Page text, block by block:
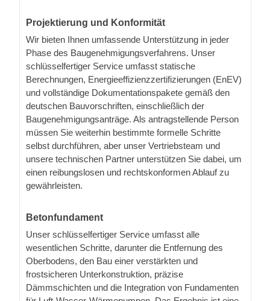
Projektierung und Konformität
Wir bieten Ihnen umfassende Unterstützung in jeder
Phase des Baugenehmigungsverfahrens. Unser
schlüsselfertiger Service umfasst statische
Berechnungen, Energieeffizienzzertifizierungen (EnEV)
und vollständige Dokumentationspakete gemäß den
deutschen Bauvorschriften, einschließlich der
Baugenehmigungsanträge. Als antragstellende Person
müssen Sie weiterhin bestimmte formelle Schritte
selbst durchführen, aber unser Vertriebsteam und
unsere technischen Partner unterstützen Sie dabei, um
einen reibungslosen und rechtskonformen Ablauf zu
gewährleisten.
Betonfundament
Unser schlüsselfertiger Service umfasst alle
wesentlichen Schritte, darunter die Entfernung des
Oberbodens, den Bau einer verstärkten und
frostsicheren Unterkonstruktion, präzise
Dämmschichten und die Integration von Fundamenten